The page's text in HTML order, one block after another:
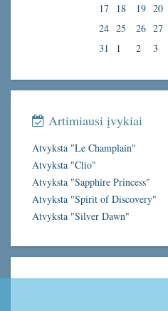
17
18 19 20
24 25 26 27
31
1 2 3
Artimiausi įvykiai
Atvyksta "Le Champlain"
Atvyksta "Clio"
Atvyksta "Sapphire Princess"
Atvyksta "Spirit of Discovery"
Atvyksta "Silver Dawn"